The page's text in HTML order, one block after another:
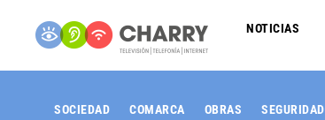
NOTICIAS
SOCIEDAD COMARCA OBRAS SEGURIDAD